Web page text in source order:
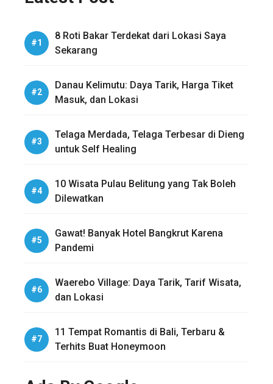
8 Roti Bakar Terdekat dari Lokasi Saya
Sekarang
Danau Kelimutu: Daya Tarik, Harga Tiket
Masuk, dan Lokasi
Telaga Merdada, Telaga Terbesar di Dieng
untuk Self Healing
10 Wisata Pulau Belitung yang Tak Boleh
Dilewatkan
Gawat! Banyak Hotel Bangkrut Karena
Pandemi
Waerebo Village: Daya Tarik, Tarif Wisata,
dan Lokasi
11 Tempat Romantis di Bali, Terbaru &
Terhits Buat Honeymoon